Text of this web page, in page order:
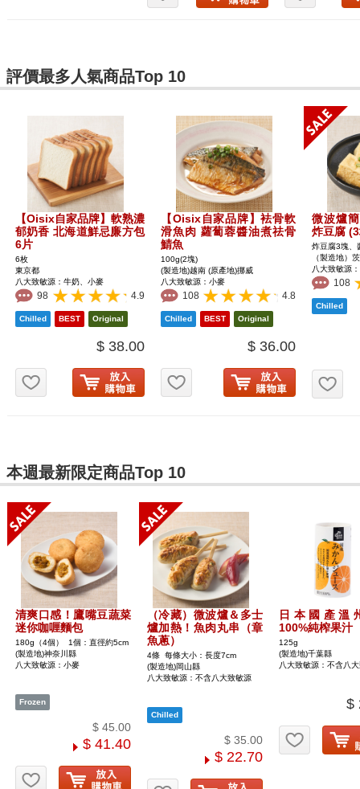
評價最多人氣商品Top 10
【Oisix自家品牌】軟熟濃
郁奶香 北海道鮮忌廉方包
6片
6枚
東京都
八大致敏源：牛奶、小麥
98 4.9
$ 38.00
お気に入り追加
【Oisix自家品牌】袪骨軟
滑魚肉 蘿蔔蓉醬油煮祛骨
鯖魚
100g(2塊)
(製造地)越南 (原產地)挪威
八大致敏源：小麥
108 4.8
$ 36.00
お気に入り追加
微波爐
炸豆腐
炸豆腐3塊
（製造地）
八大致敏源
108
本週最新限定商品Top 10
清爽口感！鷹嘴豆蔬菜
迷你咖喱麵包
180g（4個） 1個：直徑約5cm
(製造地)神奈川縣
八大致敏源：小麥
$ 45.00
$ 41.40
お気に入り追加
（冷藏）微波爐＆多士
爐加熱！魚肉丸串（章
魚蔥）
4條 每條大小：長度7cm
(製造地)岡山縣
八大致敏源：不含八大致敏源
$ 35.00
$ 22.70
お気に入り追加
日本國產溫
100%純榨果汁
125g
(製造地)千葉縣
八大致敏源：不含八
$
お気に入